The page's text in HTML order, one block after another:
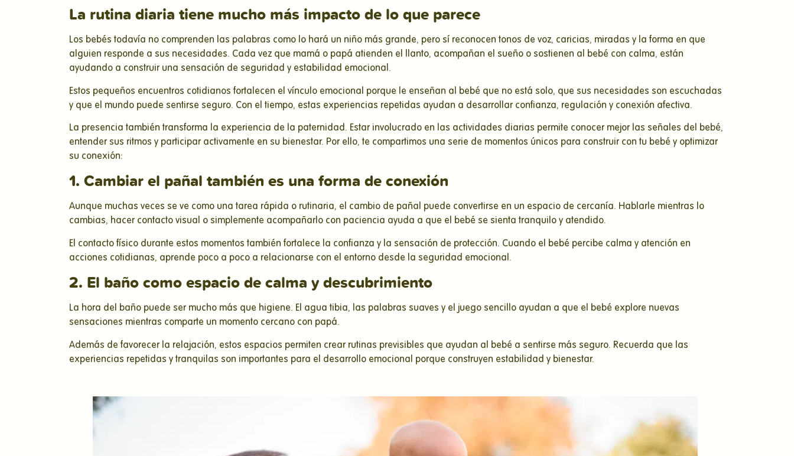
La rutina diaria tiene mucho más impacto de lo que parece
Los bebés todavía no comprenden las palabras como lo hará un niño más grande, pero sí reconocen tonos de voz, caricias, miradas y la forma en que
alguien responde a sus necesidades. Cada vez que mamá o papá atienden el llanto, acompañan el sueño o sostienen al bebé con calma, están
ayudando a construir una sensación de seguridad y estabilidad emocional.
Estos pequeños encuentros cotidianos fortalecen el vínculo emocional porque le enseñan al bebé que no está solo, que sus necesidades son escuchadas
y que el mundo puede sentirse seguro. Con el tiempo, estas experiencias repetidas ayudan a desarrollar confianza, regulación y conexión afectiva.
La presencia también transforma la experiencia de la paternidad. Estar involucrado en las actividades diarias permite conocer mejor las señales del bebé,
entender sus ritmos y participar activamente en su bienestar. Por ello, te compartimos una serie de momentos únicos para construir con tu bebé y optimizar
su conexión:
1. Cambiar el pañal también es una forma de conexión
Aunque muchas veces se ve como una tarea rápida o rutinaria, el cambio de pañal puede convertirse en un espacio de cercanía. Hablarle mientras lo
cambias, hacer contacto visual o simplemente acompañarlo con paciencia ayuda a que el bebé se sienta tranquilo y atendido.
El contacto físico durante estos momentos también fortalece la confianza y la sensación de protección. Cuando el bebé percibe calma y atención en
acciones cotidianas, aprende poco a poco a relacionarse con el entorno desde la seguridad emocional.
2. El baño como espacio de calma y descubrimiento
La hora del baño puede ser mucho más que higiene. El agua tibia, las palabras suaves y el juego sencillo ayudan a que el bebé explore nuevas
sensaciones mientras comparte un momento cercano con papá.
Además de favorecer la relajación, estos espacios permiten crear rutinas previsibles que ayudan al bebé a sentirse más seguro. Recuerda que las
experiencias repetidas y tranquilas son importantes para el desarrollo emocional porque construyen estabilidad y bienestar.